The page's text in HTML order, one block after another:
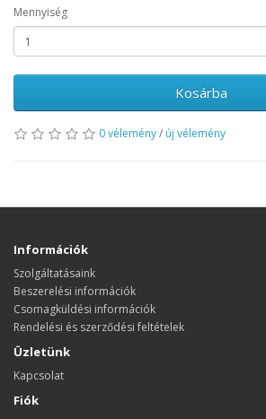
Mennyiség
Kosárba
0 vélemény/ új vélemény
Információk
Szolgáltatásaink
Beszerelési információk
Csomagküldési információk
Rendelési és szerződési feltételek
Üzletünk
Kapcsolat
Fiók